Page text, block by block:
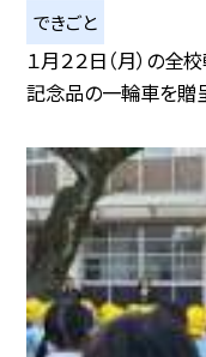
できごと
１月２２日（月）の全
記念品の一輪車を贈